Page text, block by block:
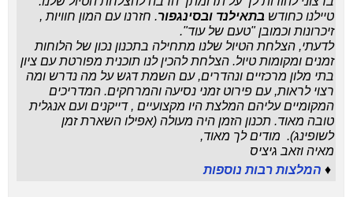
טיילנו כחודש בתאילנד ובסינגפור. חזרנו עם המון חוויות ,
זיכרונות וכמובן "טעם של עוד".
לדעתי, הצלחת הטיול שלנו מתחילה בתכנון נכון של הלוחות
זמנים ומקומות טיול. הצלחת להכין לנו תוכנית מפורטת עם ציון
בתי מלון מרכזיים ונהדרים, עם השמת דגש על מה נדרש ומה
רצוי לראות, עם פירוט זמני נסיעה והמרחקים. המדריכים
המקומיים עליהם המלצת היו מקצועיים , דייקנים ועם אנגלית
טובה מאוד. תכנון הזמן היה מעולה (אפילו השארת זמן
לשופינג). מודים לך מאוד,
מאיה וזאב גיציס
♦ המלצות רבות נוספות